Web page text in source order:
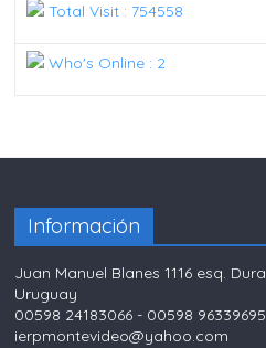
Total Visit : 754558
Who's Online : 2
Información
Juan Manuel Blanes 1116 esq.
Uruguay
00598 24183066 - 00598 96339695
ierpmontevideo@yahoo.com